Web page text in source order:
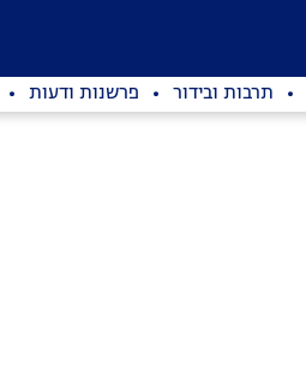
תרבות ובידור פרשנות ודעות